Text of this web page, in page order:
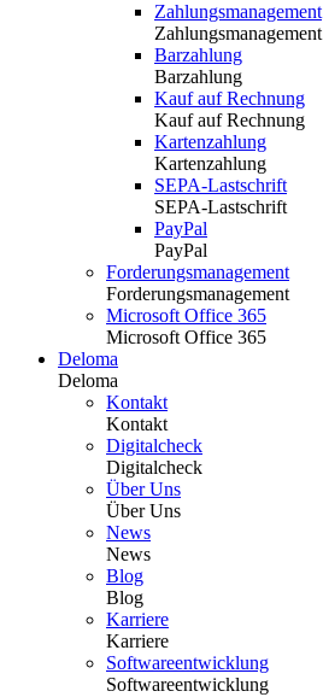
Zahlungsmanagement
Zahlungsmanagement
Barzahlung
Barzahlung
Kauf auf Rechnung
Kauf auf Rechnung
Kartenzahlung
Kartenzahlung
SEPA-Lastschrift
SEPA-Lastschrift
PayPal
PayPal
Forderungsmanagement
Forderungsmanagement
Microsoft Office 365
Microsoft Office 365
Deloma
Deloma
Kontakt
Kontakt
Digitalcheck
Digitalcheck
Über Uns
Über Uns
News
News
Blog
Blog
Karriere
Karriere
Softwareentwicklung
Softwareentwicklung